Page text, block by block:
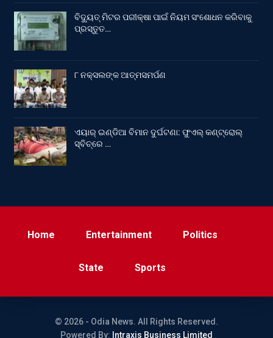
ବିଦ୍ୟୁତ୍ ମିଟର ପରୀକ୍ଷା ପାଇଁ ନିୟମ ସଂଶୋଧନ କରିବାକୁ
ପ୍ରସ୍ତୁତ…
୮ ନକ୍ସଲଙ୍କ ଆତ୍ମସମର୍ପଣ
ଏୟାର୍ ଇଣ୍ଡିଆ ବିମାନ ଦୁର୍ଘଟଣା: ଫୁଏଲ୍‌ କଣ୍ଟ୍ରୋଲ୍‌
ସ୍ବିଚ୍‌ରେ …
Home Entertainment Politics
State Sports
© 2026 - Odia News. All Rights Reserved.
Powered By: Intraxis Business Limited